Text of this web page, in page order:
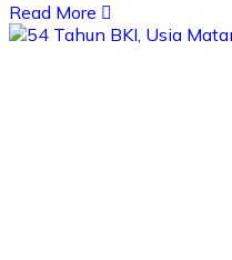
Read More